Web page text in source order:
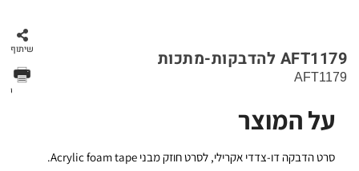
שיתוף AFT1179 להדבקות-מתכות
הדפס
AFT1179
על המוצר
סרט הדבקה דו-צדדי אקרילי, לסרט חוזק מבני Acrylic foam tape.